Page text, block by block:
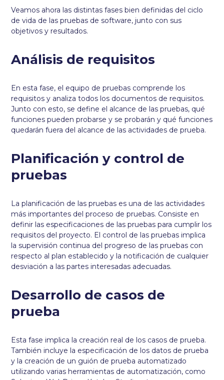
Veamos ahora las distintas fases bien definidas del ciclo
de vida de las pruebas de software, junto con sus
objetivos y resultados.
Análisis de requisitos
En esta fase, el equipo de pruebas comprende los
requisitos y analiza todos los documentos de requisitos.
Junto con esto, se define el alcance de las pruebas, qué
funciones pueden probarse y se probarán y qué funciones
quedarán fuera del alcance de las actividades de prueba.
Planificación y control de
pruebas
La planificación de las pruebas es una de las actividades
más importantes del proceso de pruebas. Consiste en
definir las especificaciones de las pruebas para cumplir los
requisitos del proyecto. El control de las pruebas implica
la supervisión continua del progreso de las pruebas con
respecto al plan establecido y la notificación de cualquier
desviación a las partes interesadas adecuadas.
Desarrollo de casos de
prueba
Esta fase implica la creación real de los casos de prueba.
También incluye la especificación de los datos de prueba
y la creación de un guión de prueba automatizado
utilizando varias herramientas de automatización, como